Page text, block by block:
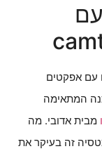
עם אפקטים
המתאימה
מבית אדובי. מה
זה בעיקר את